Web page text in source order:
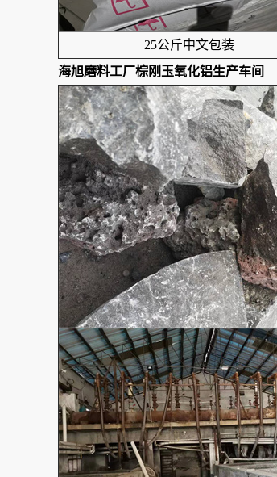
25公斤中文包装
海旭磨料工厂棕刚玉氧化铝生产车间